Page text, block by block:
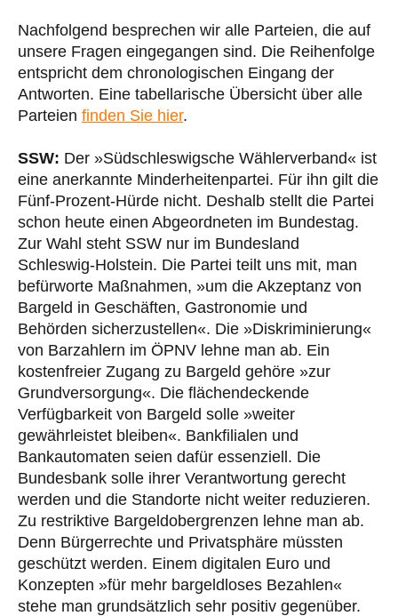
Nachfolgend besprechen wir alle Parteien, die auf
unsere Fragen eingegangen sind. Die Reihenfolge
entspricht dem chronologischen Eingang der
Antworten. Eine tabellarische Übersicht über alle
Parteien finden Sie hier.
SSW: Der »Südschleswigsche Wählerverband« ist
eine anerkannte Minderheitenpartei. Für ihn gilt die
Fünf-Prozent-Hürde nicht. Deshalb stellt die Partei
schon heute einen Abgeordneten im Bundestag.
Zur Wahl steht SSW nur im Bundesland
Schleswig-Holstein. Die Partei teilt uns mit, man
befürworte Maßnahmen, »um die Akzeptanz von
Bargeld in Geschäften, Gastronomie und
Behörden sicherzustellen«. Die »Diskriminierung«
von Barzahlern im ÖPNV lehne man ab. Ein
kostenfreier Zugang zu Bargeld gehöre »zur
Grundversorgung«. Die flächendeckende
Verfügbarkeit von Bargeld solle »weiter
gewährleistet bleiben«. Bankfilialen und
Bankautomaten seien dafür essenziell. Die
Bundesbank solle ihrer Verantwortung gerecht
werden und die Standorte nicht weiter reduzieren.
Zu restriktive Bargeldobergrenzen lehne man ab.
Denn Bürgerrechte und Privatsphäre müssten
geschützt werden. Einem digitalen Euro und
Konzepten »für mehr bargeldloses Bezahlen«
stehe man grundsätzlich sehr positiv gegenüber.